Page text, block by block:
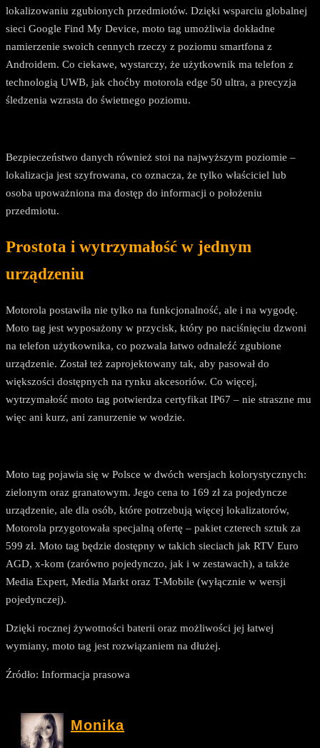
lokalizowaniu zgubionych przedmiotów. Dzięki wsparciu globalnej
sieci Google Find My Device, moto tag umożliwia dokładne
namierzenie swoich cennych rzeczy z poziomu smartfona z
Androidem. Co ciekawe, wystarczy, że użytkownik ma telefon z
technologią UWB, jak choćby motorola edge 50 ultra, a precyzja
śledzenia wzrasta do świetnego poziomu.
Bezpieczeństwo danych również stoi na najwyższym poziomie –
lokalizacja jest szyfrowana, co oznacza, że tylko właściciel lub
osoba upoważniona ma dostęp do informacji o położeniu
przedmiotu.
Prostota i wytrzymałość w jednym
urządzeniu
Motorola postawiła nie tylko na funkcjonalność, ale i na wygodę.
Moto tag jest wyposażony w przycisk, który po naciśnięciu dzwoni
na telefon użytkownika, co pozwala łatwo odnaleźć zgubione
urządzenie. Został też zaprojektowany tak, aby pasował do
większości dostępnych na rynku akcesoriów. Co więcej,
wytrzymałość moto tag potwierdza certyfikat IP67 – nie straszne mu
więc ani kurz, ani zanurzenie w wodzie.
Moto tag pojawia się w Polsce w dwóch wersjach kolorystycznych:
zielonym oraz granatowym. Jego cena to 169 zł za pojedyncze
urządzenie, ale dla osób, które potrzebują więcej lokalizatorów,
Motorola przygotowała specjalną ofertę – pakiet czterech sztuk za
599 zł. Moto tag będzie dostępny w takich sieciach jak RTV Euro
AGD, x-kom (zarówno pojedynczo, jak i w zestawach), a także
Media Expert, Media Markt oraz T-Mobile (wyłącznie w wersji
pojedynczej).
Dzięki rocznej żywotności baterii oraz możliwości jej łatwej
wymiany, moto tag jest rozwiązaniem na dłużej.
Źródło: Informacja prasowa
Monika